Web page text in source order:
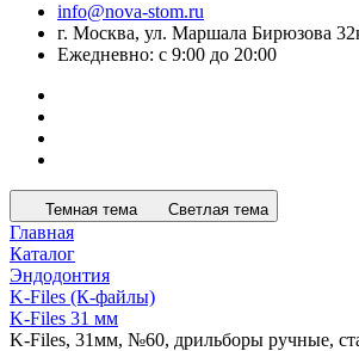
info@nova-stom.ru
г. Москва, ул. Маршала Бирюзова
Ежедневно: с 9:00 до 20:00
Темная тема Светлая тема
Главная
Каталог
Эндодонтия
K-Files (К-файлы)
K-Files 31 мм
K-Files, 31мм, №60, дрильборы ручные,